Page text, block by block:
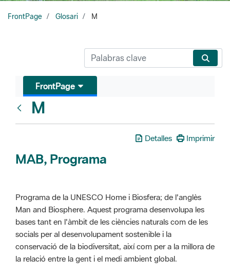
FrontPage Glosari M
FrontPage
M
Detalles Imprimir
MAB, Programa
Programa de la UNESCO Home i Biosfera; de l'anglès
Man and Biosphere. Aquest programa desenvolupa les
bases tant en l'àmbit de les ciències naturals com de les
socials per al desenvolupament sostenible i la
conservació de la biodiversitat, així com per a la millora de
la relació entre la gent i el medi ambient global.